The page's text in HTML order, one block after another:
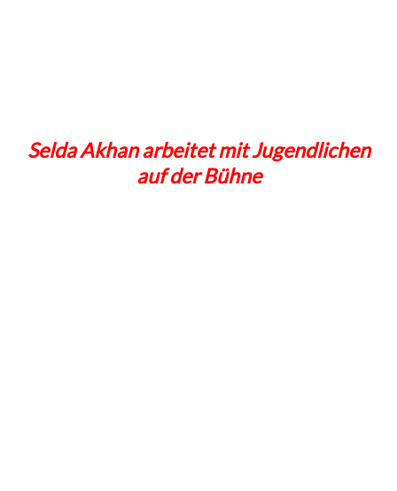
Selda Akhan arbeitet mit Jugendlichen
auf der Bühne